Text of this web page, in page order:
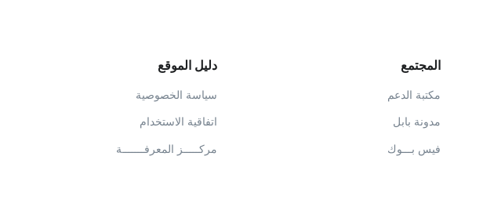
المجتمع
مكتبة الدعم
مدونة بابل
فيس بـــوك
دليل الموقع
سياسة الخصوصية
اتفاقية الاستخدام
مركـــــز المعرفـــــــة